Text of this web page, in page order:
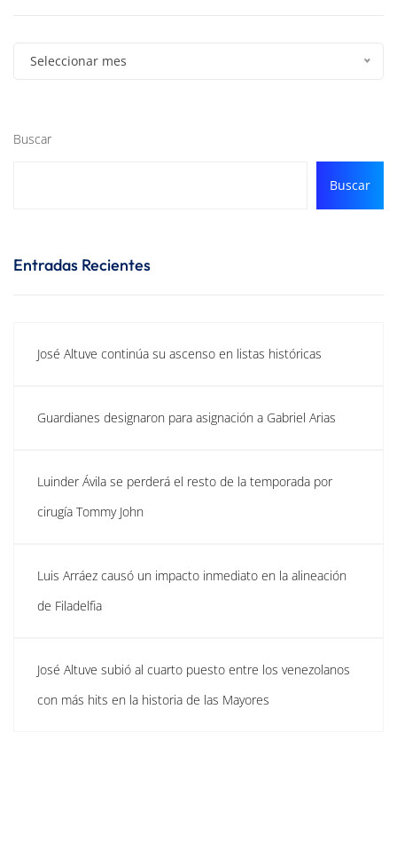
Seleccionar mes
Buscar
Buscar
Entradas Recientes
José Altuve continúa su ascenso en listas históricas
Guardianes designaron para asignación a Gabriel Arias
Luinder Ávila se perderá el resto de la temporada por
cirugía Tommy John
Luis Arráez causó un impacto inmediato en la alineación
de Filadelfia
José Altuve subió al cuarto puesto entre los venezolanos
con más hits en la historia de las Mayores